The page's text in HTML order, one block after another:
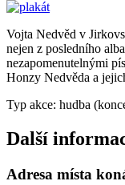
Vojta Nedvěd v
nejen z posledního
nezapomenutelnými
Honzy Nedvěda a
Typ akce: hudba
Další
Adresa místa